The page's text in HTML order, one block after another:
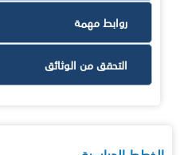
روابط مهمة
التحقق من الوثائق